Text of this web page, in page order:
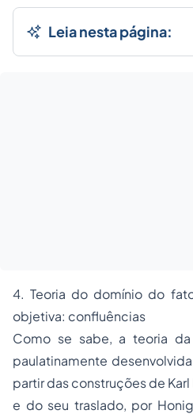
Leia nesta página:
4. Teoria do domínio do
objetiva: confluências
Como se sabe, a teoria
paulatinamente
partir das construções de
e do seu traslado, por